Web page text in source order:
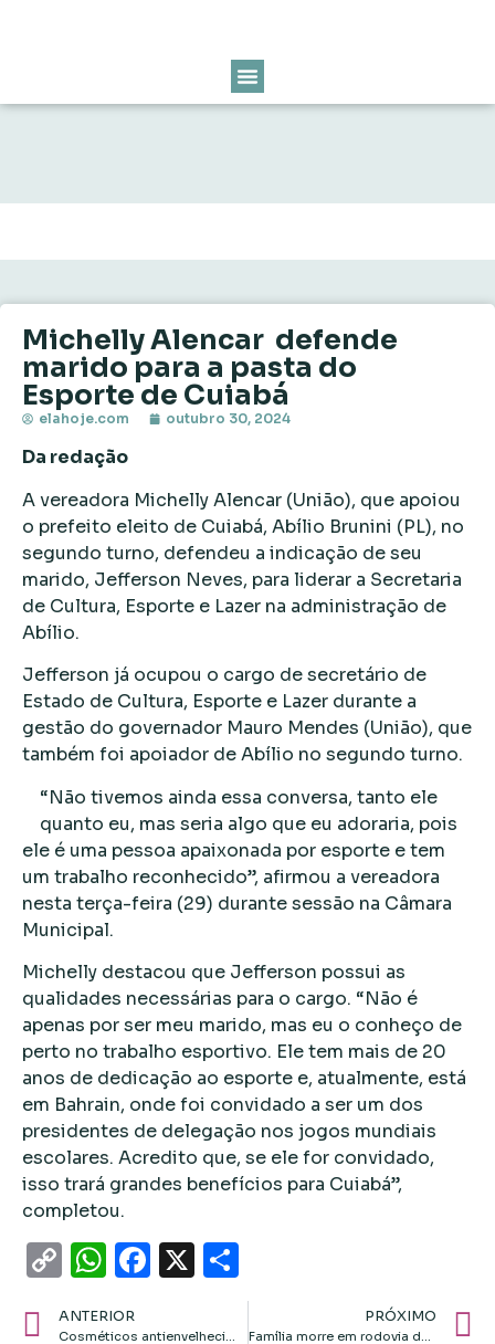
Michelly Alencar defende
marido para a pasta do
Esporte de Cuiabá
elahoje.com outubro 30, 2024
Da redação
A vereadora Michelly Alencar (União), que apoiou
o prefeito eleito de Cuiabá, Abílio Brunini (PL), no
segundo turno, defendeu a indicação de seu
marido, Jefferson Neves, para liderar a Secretaria
de Cultura, Esporte e Lazer na administração de
Abílio.
Jefferson já ocupou o cargo de secretário de
Estado de Cultura, Esporte e Lazer durante a
gestão do governador Mauro Mendes (União), que
também foi apoiador de Abílio no segundo turno.
“Não tivemos ainda essa conversa, tanto ele
quanto eu, mas seria algo que eu adoraria, pois
ele é uma pessoa apaixonada por esporte e tem
um trabalho reconhecido”, afirmou a vereadora
nesta terça-feira (29) durante sessão na Câmara
Municipal.
Michelly destacou que Jefferson possui as
qualidades necessárias para o cargo. “Não é
apenas por ser meu marido, mas eu o conheço de
perto no trabalho esportivo. Ele tem mais de 20
anos de dedicação ao esporte e, atualmente, está
em Bahrain, onde foi convidado a ser um dos
presidentes de delegação nos jogos mundiais
escolares. Acredito que, se ele for convidado,
isso trará grandes benefícios para Cuiabá”,
completou.
CopyWhatsApp
Facebook
X
ANTERIOR
Cosméticos antienvelhecimento realmente funcionam?
PRÓXIMO
Família morre em rodovia de MT, após ser atingida por caminhão desgovernado